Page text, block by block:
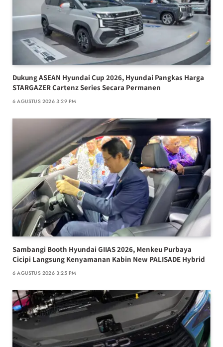
Dukung ASEAN Hyundai Cup 2026, Hyundai Pangkas Harga
STARGAZER Cartenz Series Secara Permanen
6 AGUSTUS 2026 3:29 PM
Sambangi Booth Hyundai GIIAS 2026, Menkeu Purbaya
Cicipi Langsung Kenyamanan Kabin New PALISADE Hybrid
6 AGUSTUS 2026 3:25 PM